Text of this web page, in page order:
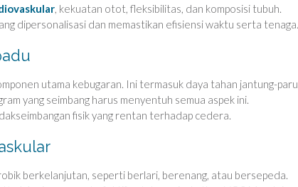
, kekuatan otot, fleksibilitas, dan komposisi tubuh.
dipersonalisasi dan memastikan efisiensi waktu serta tenaga.
utama kebugaran. Ini termasuk daya tahan jantung-paru,
yang seimbang harus menyentuh semua aspek ini.
fisik yang rentan terhadap cedera.
berkelanjutan, seperti berlari, berenang, atau bersepeda.